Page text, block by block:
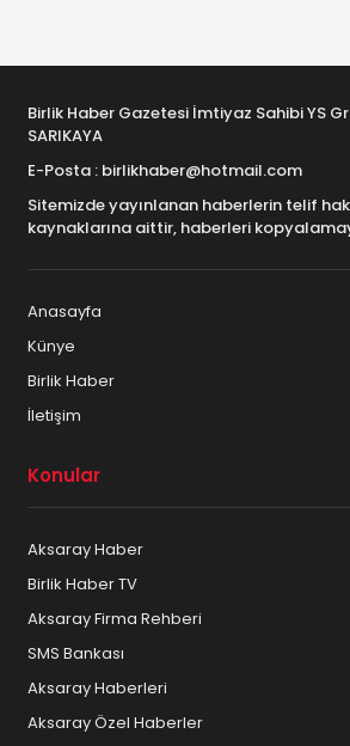
Birlik Haber Gazetesi İmtiyaz Sahibi YS
SARIKAYA
E-Posta : birlikhaber@hotmail.com
Sitemizde yayınlanan haberlerin telif
kaynaklarına aittir, haberleri
Anasayfa
Künye
Birlik Haber
İletişim
Konular
Aksaray Haber
Birlik Haber TV
Aksaray Firma Rehberi
SMS Bankası
Aksaray Haberleri
Aksaray Özel Haberler